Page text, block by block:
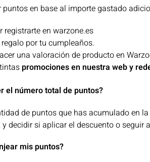
puntos en base al importe gastado
registrarte en warzone.es
por tu cumpleaños.
una valoración de producto en
promociones en nuestra web y
el número total de puntos?
de puntos que has acumulado en la
decidir si aplicar el descuento o seguir
mis puntos?